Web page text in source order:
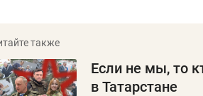
Если не мы, то
в Татарстане